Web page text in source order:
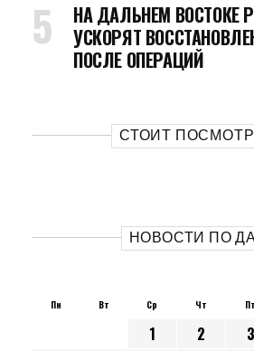
НА ДАЛЬНЕМ ВОСТОКЕ
УСКОРЯТ
ПОСЛЕ ОПЕРАЦИЙ
СТОИТ
НОВОСТИ ПО
Пн Вт Ср Чт Пт
1 2 3